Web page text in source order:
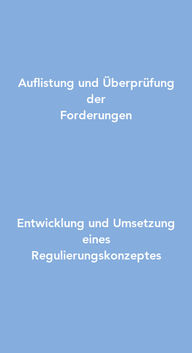
Auflistung und Überprüfung
der
Forderungen
Entwicklung und Umsetzung
eines
Regulierungskonzeptes